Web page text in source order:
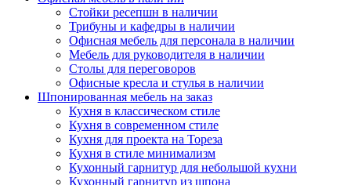
Стойки ресепшн в наличии
Трибуны и кафедры в наличии
Офисная мебель для персонала в наличии
Мебель для руководителя в наличии
Столы для переговоров
Офисные кресла и стулья в наличии
Шпонированная мебель на заказ
Кухня в классическом стиле
Кухня в современном стиле
Кухня для проекта на Тореза
Кухня в стиле минимализм
Кухонный гарнитур для небольшой кухни
Кухонный гарнитур из шпона